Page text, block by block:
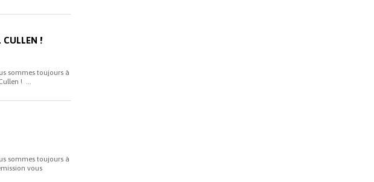
CULLEN !
sommes toujours à
! ...
sommes toujours à
vous